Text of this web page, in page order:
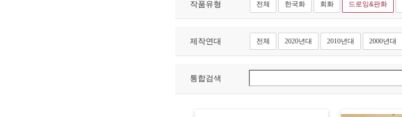
작품유형 전체 한국화 회화 드로잉&판화
제작연대 전체 2020년대 2010년대 2000년대
통합검색